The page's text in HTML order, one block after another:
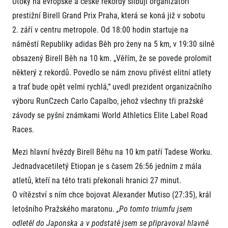
Projekt EuroHeroes
Seznam závodů
EuroHeroes Challenge 2026
EuroHeroes Challenge 2025
EuroHeroes Challenge 2024
EuroHeroes Challenge 2023
EuroHeroes Challenge 2019
Systém bodování
Napoli Running
O Napoli Running
RunCzech Halfs
Projekt RunCzech Halfs
Pro běžce
Pro závodníky
Pravidla a všeobecné informace
Vše k pojištění
Přeregistrace na jiného závodníka
Pověření k vyzvednutí čísla
Reklamace výsledků
Inspirace
Příběhy běžců
RunCzech Story
Komunity
RunCzech Kings & Queens
RunCzech Stars
dm rodinná míle
RunCzech Pacers
Running Doctors
Středoškoláci
Seznam neziskových organizací
Užitečné
O nás
Kontakt
Náš tým
Pro veřejnost
prestižní Birell Grand Prix Praha, která se koná již v sobotu
2. září v centru metropole. Od 18:00 hodin startuje na
náměstí Republiky adidas Běh pro ženy na 5 km, v 19:30 silně
obsazený Birell Běh na 10 km. „Věřím, že se povede prolomit
některý z rekordů. Povedlo se nám znovu přivést elitní atlety
a trať bude opět velmi rychlá,“ uvedl prezident organizačního
výboru RunCzech Carlo Capalbo, jehož všechny tři pražské
závody se pyšní známkami World Athletics Elite Label Road
Races.
Mezi hlavní hvězdy Birell Běhu na 10 km patří Tadese Worku.
Jednadvacetiletý Etiopan je s časem 26:56 jedním z mála
atletů, kteří na této trati překonali hranici 27 minut.
O vítězství s ním chce bojovat Alexander Mutiso (27:35), král
letošního Pražského maratonu. „Po tomto triumfu jsem
odletěl do Japonska a v podstatě jsem se připravoval hlavně